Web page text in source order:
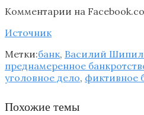
Комментарии на
Источник
Метки:банк, Василий
преднамеренное
уголовное дело, фиктивное
Похожие темы